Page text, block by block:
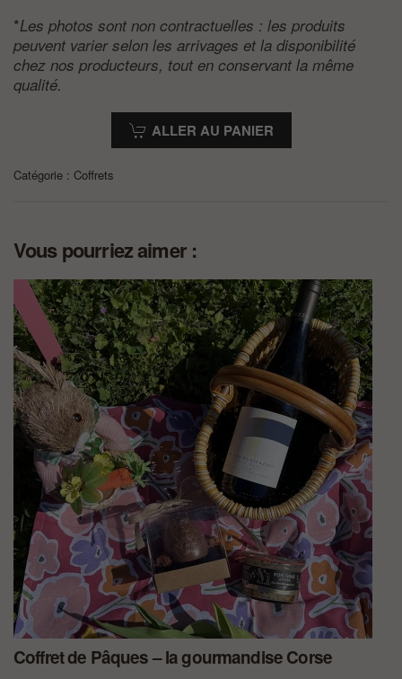
*Les photos sont non contractuelles : les produits
peuvent varier selon les arrivages et la disponibilité
chez nos producteurs, tout en conservant la même
qualité.
ALLER AU PANIER
Catégorie : Coffrets
Vous pourriez aimer :
Coffret – le Moretelle